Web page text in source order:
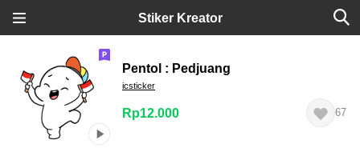
Stiker Kreator
Pentol : Pedjuang
icsticker
Rp12.000 67